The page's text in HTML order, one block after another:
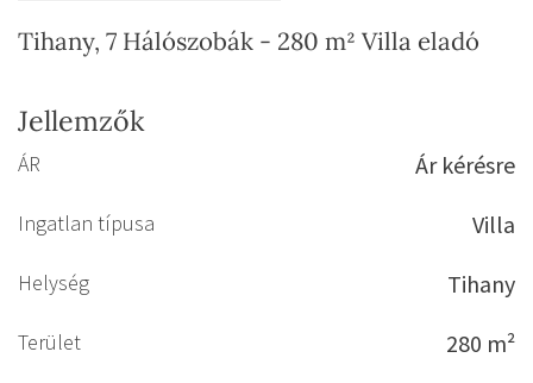
Tihany, 7 Hálószobák - 280 m² Villa eladó
Jellemzők
ÁR Ár kérésre
Ingatlan típusa Villa
Helység Tihany
Terület 280 m²